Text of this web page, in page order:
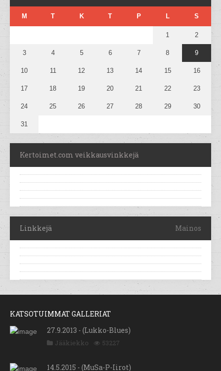
M T K T P L S
1 2
3 4 5 6 7 8 9
10 11 12 13 14 15 16
17 18 19 20 21 22 23
24 25 26 27 28 29 30
31
Kertoimet.com veikkausvinkkejä
Linkkejä Mainos
KATSOTUIMMAT GALLERIAT
27.9.2013 - (Lukko-Blues)
Jääkiekko 53227
14.5.2015 - (MuSa-P-Iirot)